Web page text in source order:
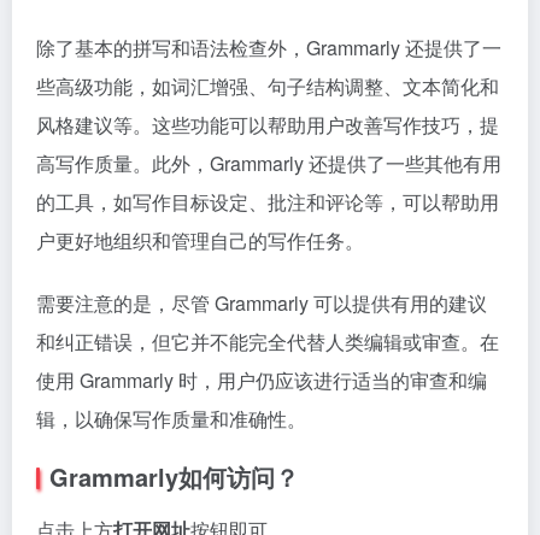
除了基本的拼写和语法检查外，Grammarly 还提供了一
些高级功能，如词汇增强、句子结构调整、文本简化和
风格建议等。这些功能可以帮助用户改善写作技巧，提
高写作质量。此外，Grammarly 还提供了一些其他有用
的工具，如写作目标设定、批注和评论等，可以帮助用
户更好地组织和管理自己的写作任务。
需要注意的是，尽管 Grammarly 可以提供有用的建议
和纠正错误，但它并不能完全代替人类编辑或审查。在
使用 Grammarly 时，用户仍应该进行适当的审查和编
辑，以确保写作质量和准确性。
Grammarly如何访问？